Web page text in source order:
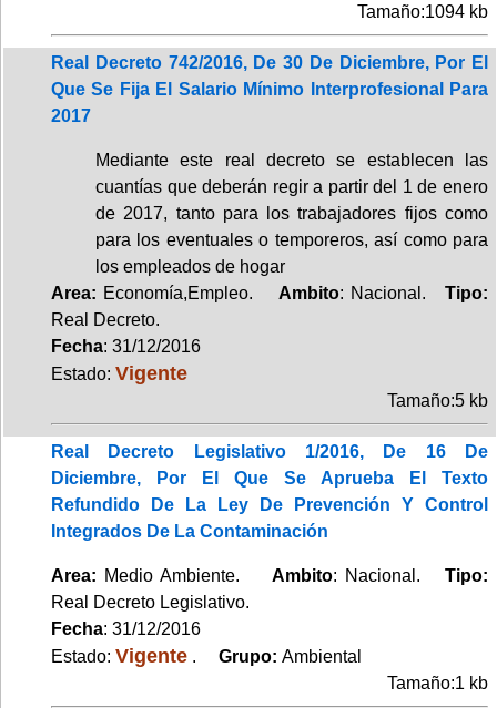
Tamaño:1094 kb
Real Decreto 742/2016, De 30 De Diciembre, Por El
Que Se Fija El Salario Mínimo Interprofesional Para
2017
Mediante este real decreto se establecen las
cuantías que deberán regir a partir del 1 de enero
de 2017, tanto para los trabajadores fijos como
para los eventuales o temporeros, así como para
los empleados de hogar
Area: Economía,Empleo. Ambito: Nacional.Tipo:
Real Decreto.
Fecha: 31/12/2016
Estado: Vigente
Tamaño:5 kb
Real Decreto Legislativo 1/2016, De 16 De
Diciembre, Por El Que Se Aprueba El Texto
Refundido De La Ley De Prevención Y Control
Integrados De La Contaminación
Area: Medio Ambiente.Ambito: Nacional.Tipo:
Real Decreto Legislativo.
Fecha: 31/12/2016
Estado: Vigente . Grupo: Ambiental
Tamaño:1 kb